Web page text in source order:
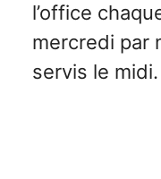
l’office
mercredi par
servis le midi.